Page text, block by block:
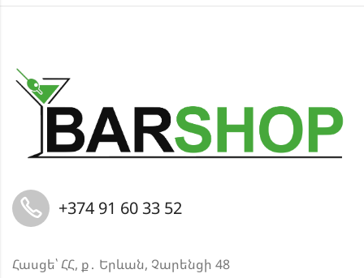
+374 91 60 33 52
Հասցե՝ ՀՀ, ք․ Երևան, Չարենցի 48